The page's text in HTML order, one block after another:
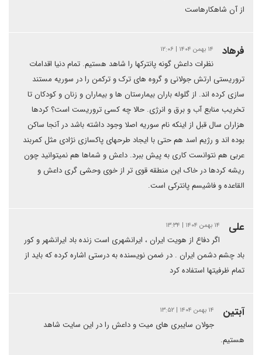
از آن شاهکارهاست
فرهاد ۱۴ بهمن ۱۴۰۴ | ۱۲:۰۶
نظرات داعش گونه پانترکها را شاهد هستیم‌. تمام دنیا اقدامات
تروریستی ارتش جولانی و گروه های ترک و ترکمن را در سوریه مستند
سازی کرده اند‌. از گلوله باران بیمارستان ها و بیماران و زنان و کودکان تا
تخریب منابع آب و برق و انرژی. حالا چه کسی تروریست است؟ کردها
هزاران سال قبل از اینکه نام سوریه اصلا وجود داشته باشد در آنجا ساکن
بوده اند و رژیم اسد هم حتی با ایجاد طرحهای پاکسازی نژادی مثل کمربند
عربی هم نتوانست کاری به پیش ببرد. داعش و شماها هم نمیتوانید چون
ریشه کردها در خاک این منطقه قوی تر از خوی وحشی گری داعش و
القاعده و فاشیسم پانترکی است.
علی ۱۴ بهمن ۱۴۰۴ | ۱۳:۳۴
اگر دفاع از هویت ایران ، ایرانشهری است زنده باد ایرانشهر و کور
باد چشم دشمن ایران . در ضمن نویسنده به درستی اشاره کرده که باید از
تمام ظرفیتها استفاده کرد
آبتین ۱۴ بهمن ۱۴۰۴ | ۱۳:۵۲
جولان سایبری های میت و داعش را در این سایت شاهد
هستیم.